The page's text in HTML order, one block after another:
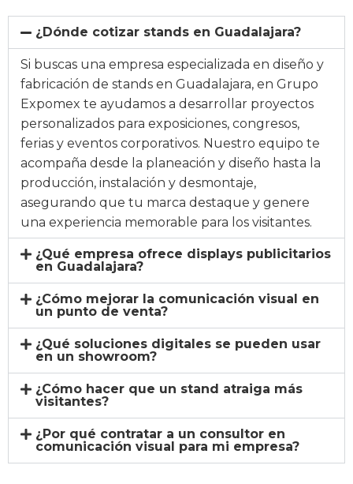
¿Dónde cotizar stands en Guadalajara?
Si buscas una empresa especializada en diseño y
fabricación de stands en Guadalajara, en Grupo
Expomex te ayudamos a desarrollar proyectos
personalizados para exposiciones, congresos,
ferias y eventos corporativos. Nuestro equipo te
acompaña desde la planeación y diseño hasta la
producción, instalación y desmontaje,
asegurando que tu marca destaque y genere
una experiencia memorable para los visitantes.
¿Qué empresa ofrece displays publicitarios
en Guadalajara?
¿Cómo mejorar la comunicación visual en
un punto de venta?
¿Qué soluciones digitales se pueden usar
en un showroom?
¿Cómo hacer que un stand atraiga más
visitantes?
¿Por qué contratar a un consultor en
comunicación visual para mi empresa?